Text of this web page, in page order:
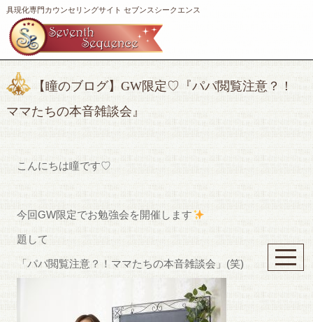
具現化専門カウンセリングサイト セブンスシークエンス
【瞳のブログ】GW限定♡『パパ閲覧注意？！
ママたちの本音雑談会』
こんにちは瞳です♡
今回GW限定でお勉強会を開催します
題して
「パパ閲覧注意？！ママたちの本音雑談会」(笑)